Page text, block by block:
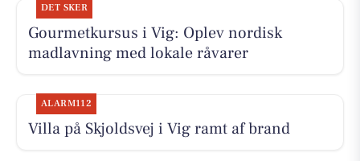
DET SKER
Gourmetkursus i Vig: Oplev nordisk
madlavning med lokale råvarer
ALARM112
Villa på Skjoldsvej i Vig ramt af brand